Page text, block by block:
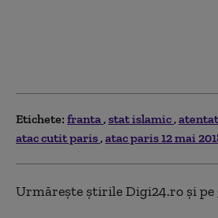
Etichete: franta stat islamic
atac cutit paris atac paris 12 mai
Urmărește știrile Digi24.ro și pe